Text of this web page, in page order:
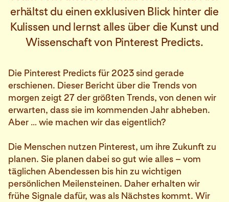
erhältst du einen exklusiven Blick hinter die
Kulissen und lernst alles über die Kunst und
Wissenschaft von Pinterest Predicts.
Die Pinterest Predicts für 2023 sind gerade
erschienen. Dieser Bericht über die Trends von
morgen zeigt 27 der größten Trends, von denen wir
erwarten, dass sie im kommenden Jahr abheben.
Aber … wie machen wir das eigentlich?
Die Menschen nutzen Pinterest, um ihre Zukunft zu
planen. Sie planen dabei so gut wie alles – vom
täglichen Abendessen bis hin zu wichtigen
persönlichen Meilensteinen. Daher erhalten wir
frühe Signale dafür, was als Nächstes kommt. Wir